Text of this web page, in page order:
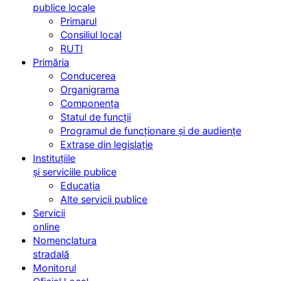
publice locale
Primarul
Consiliul local
RUTI
Primăria
Conducerea
Organigrama
Componența
Statul de funcții
Programul de funcționare și de audiențe
Extrase din legislație
Instituțiile
și serviciile publice
Educația
Alte servicii publice
Servicii
online
Nomenclatura
stradală
Monitorul